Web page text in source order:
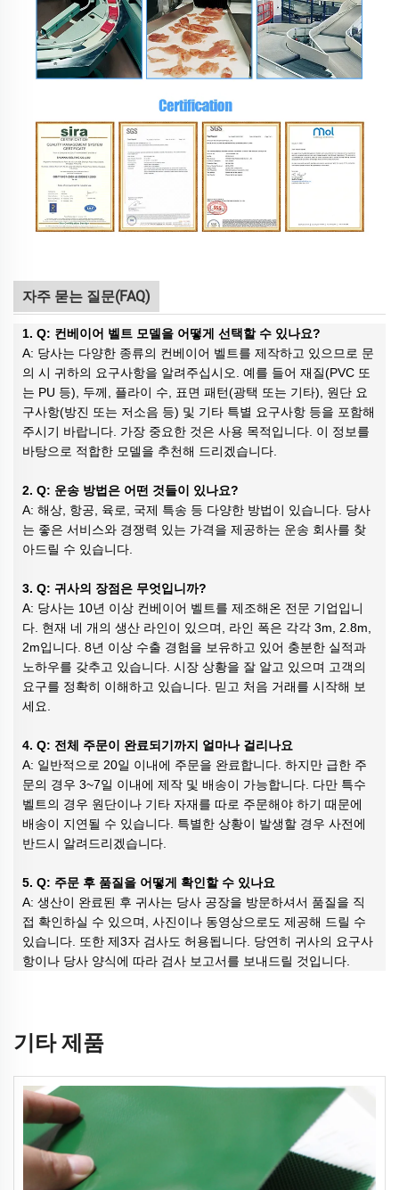
자주 묻는 질문(FAQ)
1. Q: 컨베이어 벨트 모델을 어떻게 선택할 수 있나요?
A: 당사는 다양한 종류의 컨베이어 벨트를 제작하고 있으므로 문
의 시 귀하의 요구사항을 알려주십시오. 예를 들어 재질(PVC 또
는 PU 등), 두께, 플라이 수, 표면 패턴(광택 또는 기타), 원단 요
구사항(방진 또는 저소음 등) 및 기타 특별 요구사항 등을 포함해
주시기 바랍니다. 가장 중요한 것은 사용 목적입니다. 이 정보를
바탕으로 적합한 모델을 추천해 드리겠습니다.
2. Q: 운송 방법은 어떤 것들이 있나요?
A: 해상, 항공, 육로, 국제 특송 등 다양한 방법이 있습니다. 당사
는 좋은 서비스와 경쟁력 있는 가격을 제공하는 운송 회사를 찾
아드릴 수 있습니다.
3. Q: 귀사의 장점은 무엇입니까?
A: 당사는 10년 이상 컨베이어 벨트를 제조해온 전문 기업입니
다. 현재 네 개의 생산 라인이 있으며, 라인 폭은 각각 3m, 2.8m,
2m입니다. 8년 이상 수출 경험을 보유하고 있어 충분한 실적과
노하우를 갖추고 있습니다. 시장 상황을 잘 알고 있으며 고객의
요구를 정확히 이해하고 있습니다. 믿고 처음 거래를 시작해 보
세요.
4. Q: 전체 주문이 완료되기까지 얼마나 걸리나요
A: 일반적으로 20일 이내에 주문을 완료합니다. 하지만 급한 주
문의 경우 3~7일 이내에 제작 및 배송이 가능합니다. 다만 특수
벨트의 경우 원단이나 기타 자재를 따로 주문해야 하기 때문에
배송이 지연될 수 있습니다. 특별한 상황이 발생할 경우 사전에
반드시 알려드리겠습니다.
5. Q: 주문 후 품질을 어떻게 확인할 수 있나요
A: 생산이 완료된 후 귀사는 당사 공장을 방문하셔서 품질을 직
접 확인하실 수 있으며, 사진이나 동영상으로도 제공해 드릴 수
있습니다. 또한 제3자 검사도 허용됩니다. 당연히 귀사의 요구사
항이나 당사 양식에 따라 검사 보고서를 보내드릴 것입니다.
기타 제품